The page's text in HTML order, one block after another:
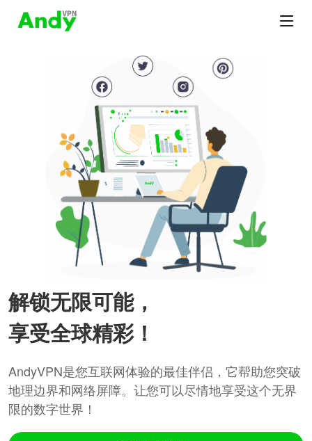
解锁无限可能，
享受全球精彩！
AndyVPN是您互联网体验的最佳伴侣，它帮助您突破
地理边界和网络屏障。让您可以尽情地享受这个无界
限的数字世界！